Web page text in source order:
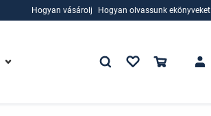
Hogyan vásárolj
Hogyan olvassunk ekönyveket